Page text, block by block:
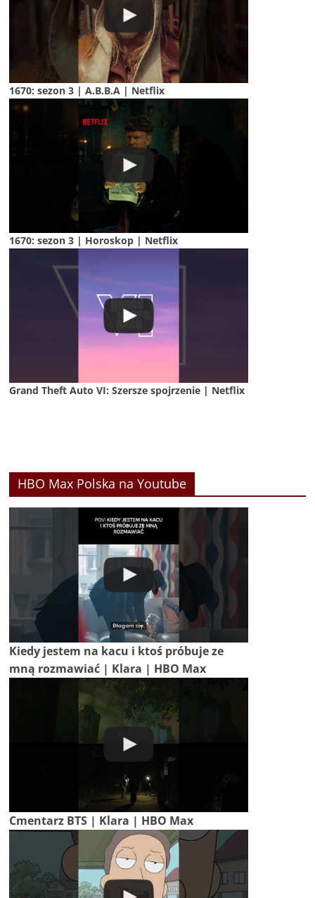
1670: sezon 3 | A.B.B.A | Netflix
1670: sezon 3 | Horoskop | Netflix
Grand Theft Auto VI: Szersze spojrzenie | Netflix
HBO Max Polska na Youtube
Kiedy jestem na kacu i ktoś próbuje ze
mną rozmawiać | Klara | HBO Max
Cmentarz BTS | Klara | HBO Max